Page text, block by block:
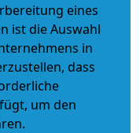
eines
ist die Auswahl
in
dass
um den